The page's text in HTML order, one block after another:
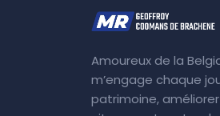
Amoureux de la
m’engage chaque
patrimoine,